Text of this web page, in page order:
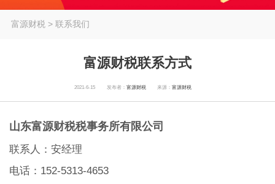
富源财税 > 联系我们
富源财税联系方式
2021-6-15 发布者： 富源财税 来源：富源财税
山东富源财税税事务所有限公司
联系人：安经理
电话：152-5313-4653